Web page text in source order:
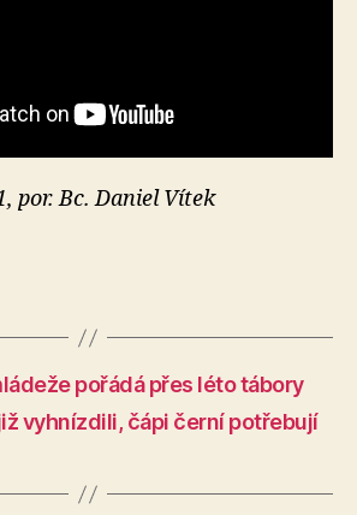
por. Bc. Daniel Vítek
pořádá přes léto tábory
vyhnízdili, čápi černí potřebují